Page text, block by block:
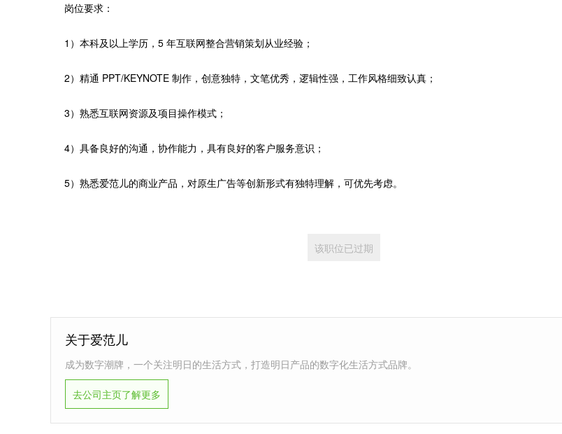
岗位要求：
1）本科及以上学历，5 年互联网整合营销策划从业经验；
2）精通 PPT/KEYNOTE 制作，创意独特，文笔优秀，逻辑性强，工作风格细致认真；
3）熟悉互联网资源及项目操作模式；
4）具备良好的沟通，协作能力，具有良好的客户服务意识；
5）熟悉爱范儿的商业产品，对原生广告等创新形式有独特理解，可优先考虑。
该职位已过期
关于爱范儿
成为数字潮牌，一个关注明日的生活方式，打造明日产品的数字化生活方式品牌。
去公司主页了解更多